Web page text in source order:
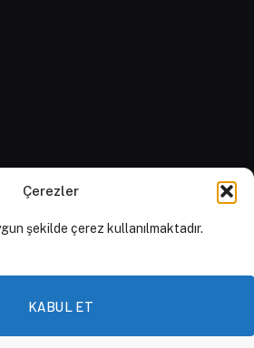
Çerezler
şekilde çerez kullanılmaktadır.
KABUL ET